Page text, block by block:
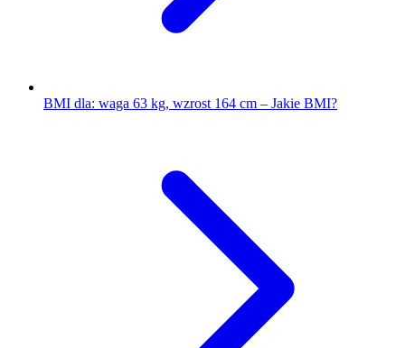
BMI dla: waga 63 kg, wzrost 164 cm – Jakie BMI?